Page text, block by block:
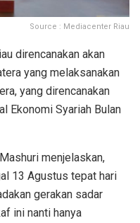
Source : Mediacenter Riau
direncanakan akan
yang melaksanakan
yang direncanakan
Ekonomi Syariah Bulan
menjelaskan,
13 Agustus tepat hari
gerakan sadar
ini nanti hanya